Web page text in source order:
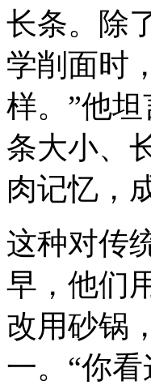
长条。除
学削面时
样。”他
条大小、
肉记忆，
这种对传
早，他们
改用砂锅
一。“你